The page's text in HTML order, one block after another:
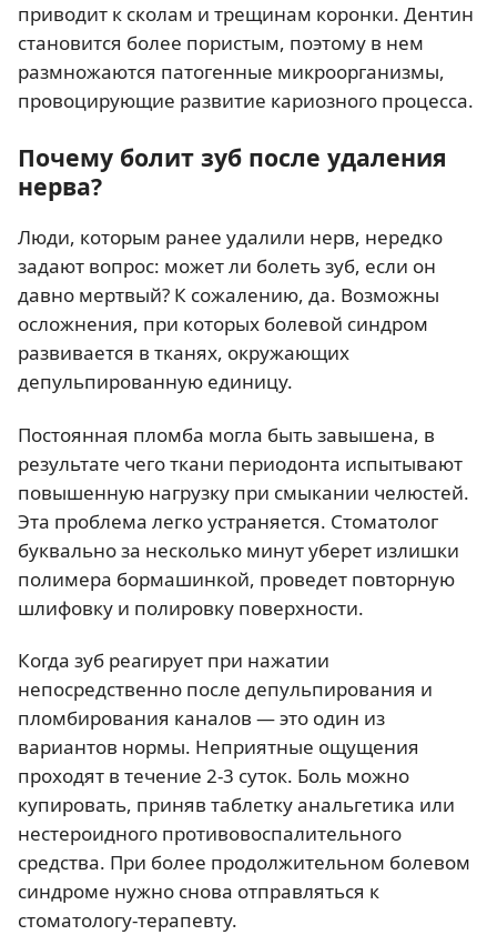
приводит к сколам и трещинам коронки. Дентин
становится более пористым, поэтому в нем
размножаются патогенные микроорганизмы,
провоцирующие развитие кариозного процесса.
Почему болит зуб после удаления
нерва?
Люди, которым ранее удалили нерв, нередко
задают вопрос: может ли болеть зуб, если он
давно мертвый? К сожалению, да. Возможны
осложнения, при которых болевой синдром
развивается в тканях, окружающих
депульпированную единицу.
Постоянная пломба могла быть завышена, в
результате чего ткани периодонта испытывают
повышенную нагрузку при смыкании челюстей.
Эта проблема легко устраняется. Стоматолог
буквально за несколько минут уберет излишки
полимера бормашинкой, проведет повторную
шлифовку и полировку поверхности.
Когда зуб реагирует при нажатии
непосредственно после депульпирования и
пломбирования каналов — это один из
вариантов нормы. Неприятные ощущения
проходят в течение 2-3 суток. Боль можно
купировать, приняв таблетку анальгетика или
нестероидного противовоспалительного
средства. При более продолжительном болевом
синдроме нужно снова отправляться к
стоматологу-терапевту.